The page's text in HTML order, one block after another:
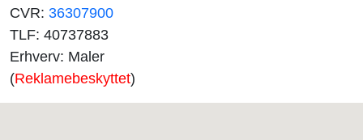
CVR: 36307900
TLF: 40737883
Erhverv: Maler
(Reklamebeskyttet)